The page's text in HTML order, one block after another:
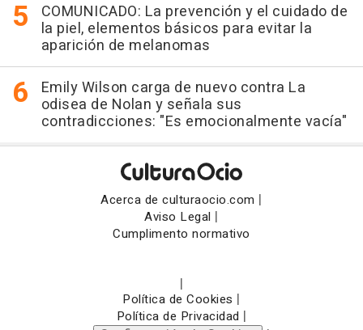
COMUNICADO: La prevención y el cuidado de
la piel, elementos básicos para evitar la
aparición de melanomas
Emily Wilson carga de nuevo contra La
odisea de Nolan y señala sus
contradicciones: "Es emocionalmente vacía"
Acerca de culturaocio.com |
Aviso Legal |
Cumplimento normativo
|
Política de Cookies |
Política de Privacidad |